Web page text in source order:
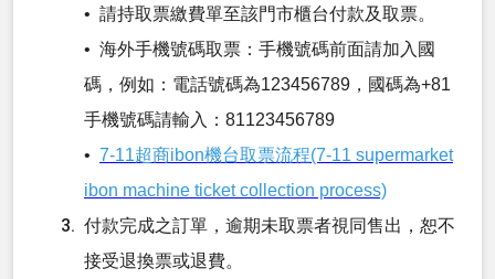
• 請持取票繳費單至該門市櫃台付款及取票。
• 海外手機號碼取票：手機號碼前面請加入國
碼，例如：電話號碼為123456789，國碼為+81
手機號碼請輸入：81123456789
• 7-11超商ibon機台取票流程(7-11 supermarket
ibon machine ticket collection process)
付款完成之訂單，逾期未取票者視同售出，恕不
接受退換票或退費。